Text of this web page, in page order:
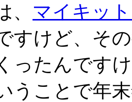
マイキッ
すけど、そ
ったんです
うことで年